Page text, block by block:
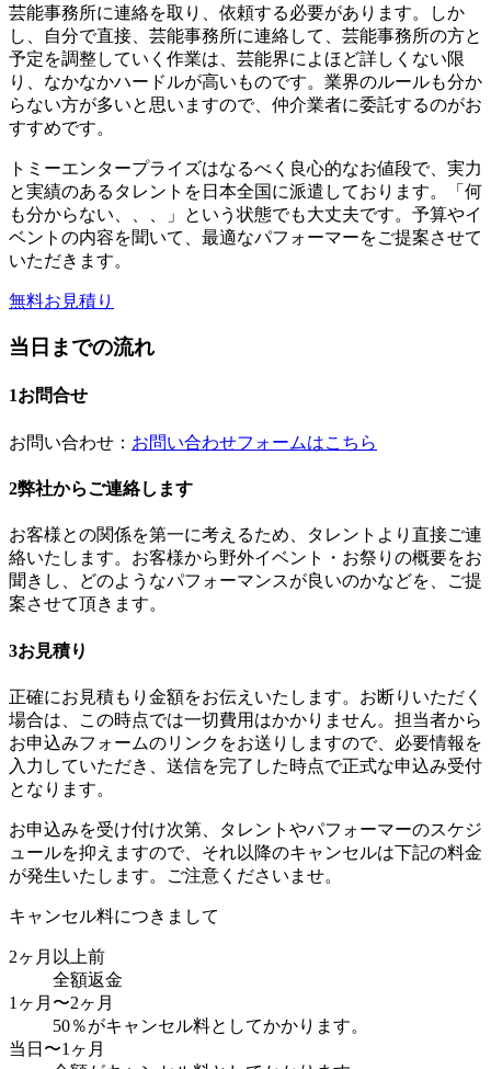
芸能事務所に連絡を取り、依頼する必要があります。しか
し、自分で直接、芸能事務所に連絡して、芸能事務所の方と
予定を調整していく作業は、芸能界によほど詳しくない限
り、なかなかハードルが高いものです。業界のルールも分か
らない方が多いと思いますので、仲介業者に委託するのがお
すすめです。
トミーエンタープライズはなるべく良心的なお値段で、実力
と実績のあるタレントを日本全国に派遣しております。「何
も分からない、、、」という状態でも大丈夫です。予算やイ
ベントの内容を聞いて、最適なパフォーマーをご提案させて
いただきます。
無料お見積り
当日までの流れ
1お問合せ
お問い合わせ： お問い合わせフォームはこちら
2弊社からご連絡します
お客様との関係を第一に考えるため、タレントより直接ご連
絡いたします。お客様から野外イベント・お祭りの概要をお
聞きし、どのようなパフォーマンスが良いのかなどを、ご提
案させて頂きます。
3お見積り
正確にお見積もり金額をお伝えいたします。お断りいただく
場合は、この時点では一切費用はかかりません。担当者から
お申込みフォームのリンクをお送りしますので、必要情報を
入力していただき、送信を完了した時点で正式な申込み受付
となります。
お申込みを受け付け次第、タレントやパフォーマーのスケジ
ュールを抑えますので、それ以降のキャンセルは下記の料金
が発生いたします。ご注意くださいませ。
キャンセル料につきまして
2ヶ月以上前
全額返金
1ヶ月〜2ヶ月
50％がキャンセル料としてかかります。
当日〜1ヶ月